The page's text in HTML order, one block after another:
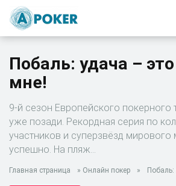
Побаль: удача –
мне!
9-й сезон Европейского покерного
уже позади. Рекордная серия по
участников и суперзвёзд
успешно. На пляж…
Главная страница » Онлайн покер »